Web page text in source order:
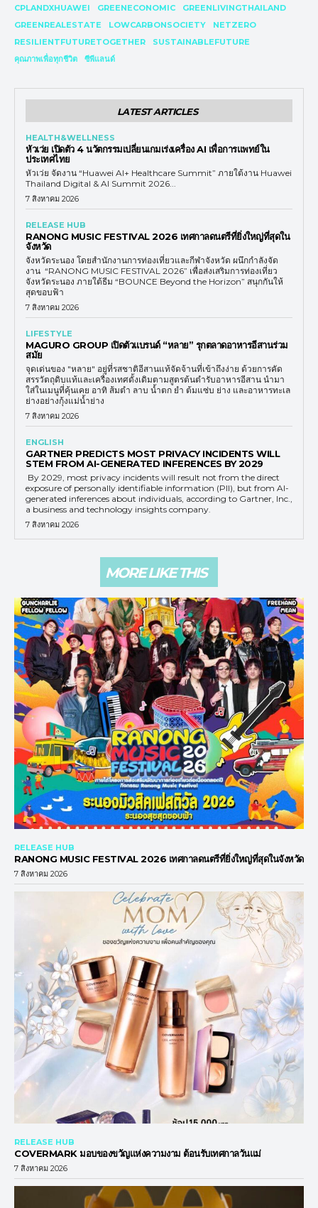
CPLANDXHUAWEI GREENECONOMIC
GREENLIVINGTHAILAND
GREENREALESTATE
LOWCARBONSOCIETY
NETZERO
RESILIENTFUTURETOGETHER
SUSTAINABLEFUTURE
คุณภาพเพื่อทุกชีวิต
ซีพีแลนด์
LATEST ARTICLES
HEALTH&WELLNESS
หัวเว่ย เปิดตัว 4 นวัตกรรมเปลี่ยนเกมเร่งเครื่อง AI เพื่อการแพทย์ใน
ประเทศไทย
หัวเว่ย จัดงาน “Huawei AI+ Healthcare Summit” ภายใต้งาน Huawei
Thailand Digital & AI Summit 2026...
7 สิงหาคม 2026
RELEASE HUB
RANONG MUSIC FESTIVAL 2026 เทศกาลดนตรีที่ยิ่งใหญ่ที่สุดใน
จังหวัด
จังหวัดระนอง โดยสำนักงานการท่องเที่ยวและกีฬาจังหวัด ผนึกกำลังจัด
งาน “RANONG MUSIC FESTIVAL 2026” เพื่อส่งเสริมการท่องเที่ยว
จังหวัดระนอง ภายใต้ธีม “BOUNCE Beyond the Horizon” สนุกกันให้
สุดขอบฟ้า
7 สิงหาคม 2026
LIFESTYLE
MAGURO GROUP เปิดตัวแบรนด์ “หลาย” รุกตลาดอาหารอีสานร่วม
สมัย
จุดเด่นของ "หลาย" อยู่ที่รสชาติอีสานแท้จัดจ้านที่เข้าถึงง่าย ด้วยการคัด
สรรวัตถุดิบแท้และเครื่องเทศดั้งเดิมตามสูตรต้นตำรับอาหารอีสาน นำมา
ใส่ในเมนูที่คุ้นเคย อาทิ ส้มตำ ลาบ น้ำตก ยำ ต้มแซ่บ ย่าง และอาหารทะเล
ย่างอย่างกุ้งแม่น้ำย่าง
7 สิงหาคม 2026
ENGLISH
GARTNER PREDICTS MOST PRIVACY INCIDENTS WILL
STEM FROM AI-GENERATED INFERENCES BY 2029
By 2029, most privacy incidents will result not from the direct
exposure of personally identifiable information (PII), but from AI-
generated inferences about individuals, according to Gartner, Inc.,
a business and technology insights company.
7 สิงหาคม 2026
MORE LIKE THIS
RELEASE HUB
RANONG MUSIC FESTIVAL 2026 เทศกาลดนตรีที่ยิ่งใหญ่ที่สุดในจังหวัด
7 สิงหาคม 2026
RELEASE HUB
COVERMARK มอบของขวัญแห่งความงาม ต้อนรับเทศกาลวันแม่
7 สิงหาคม 2026